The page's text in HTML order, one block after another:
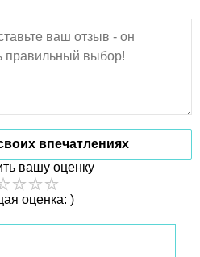
впечатлениях
вашу оценку
оценка: )